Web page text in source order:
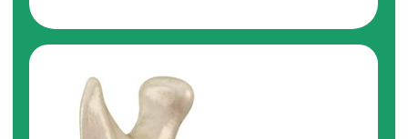
Нажимая на кнопку, Вы даетесогласие на
обработку персональных данныхи
соглашаетесь c